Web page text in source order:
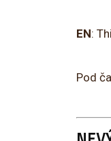
EN:
Pod